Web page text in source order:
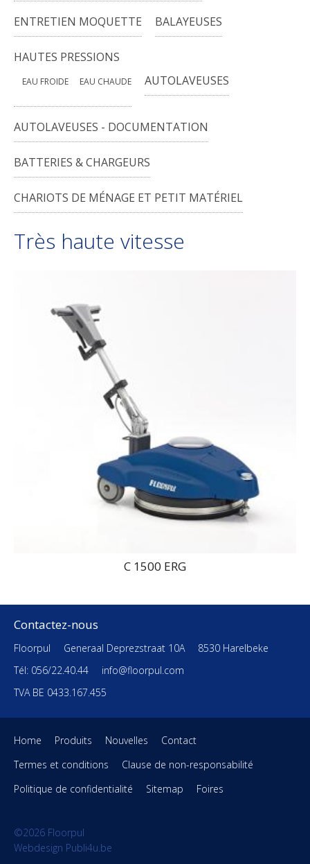
ENTRETIEN MOQUETTE BALAYEUSES
HAUTES PRESSIONS
EAU FROIDE EAU CHAUDE AUTOLAVEUSES
AUTOLAVEUSES - DOCUMENTATION
BATTERIES & CHARGEURS
CHARIOTS DE MÉNAGE ET PETIT MATÉRIEL
Très haute vitesse
C 1500 ERG
Contactez-nous
Floorpul Generaal Deprezstraat 10A
8530 Harelbeke
Tél: 056/22.40.44
info@floorpul.com
TVA BE 0433.167.455
Home Produits Nouvelles
Contact
Termes et conditions
Clause de non-responsabilité
Politique de confidentialité
Sitemap Foires
©2026 Floorpul
Webdesign Publi4u.be